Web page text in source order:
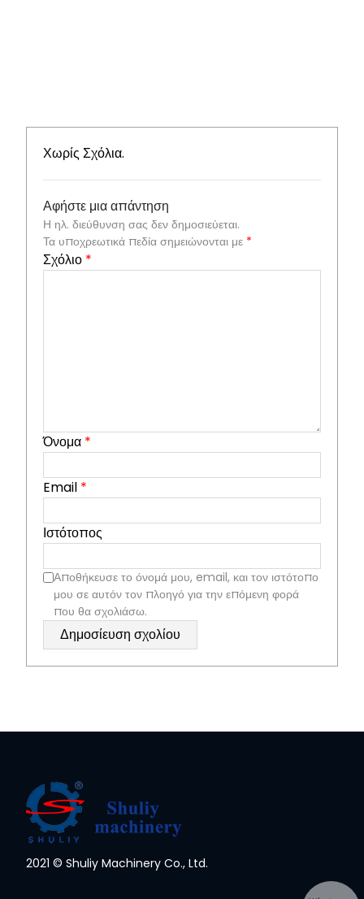
Χωρίς Σχόλια.
Αφήστε μια απάντηση
Η ηλ. διεύθυνση σας δεν δημοσιεύεται.
Τα υποχρεωτικά πεδία σημειώνονται με *
Σχόλιο *
Όνομα *
Email *
Ιστότοπος
Αποθήκευσε το όνομά μου, email, και τον ιστότοπο
μου σε αυτόν τον πλοηγό για την επόμενη φορά
που θα σχολιάσω.
2021 © Shuliy Machinery Co., Ltd.